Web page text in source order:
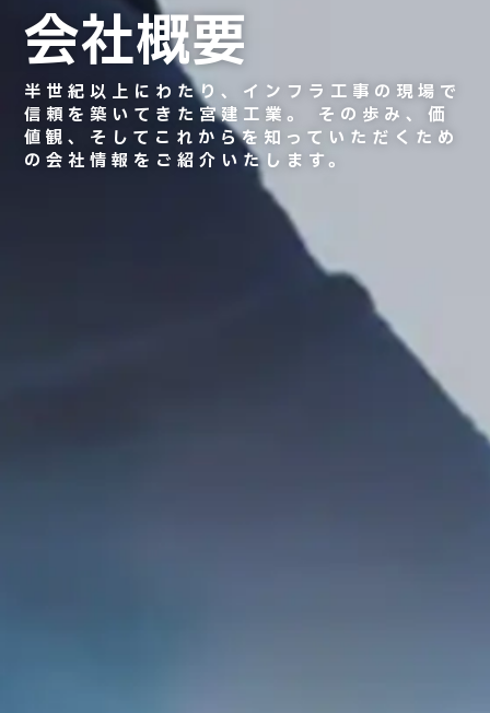
会社概要
半世紀以上にわたり、インフラ工事の現場で
信頼を築いてきた宮建工業。
その歩み、価
値観、そしてこれからを知っていただくため
の会社情報をご紹介いたします。